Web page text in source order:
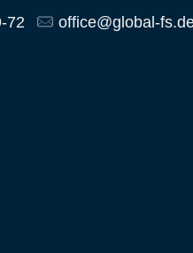
72 office@global-